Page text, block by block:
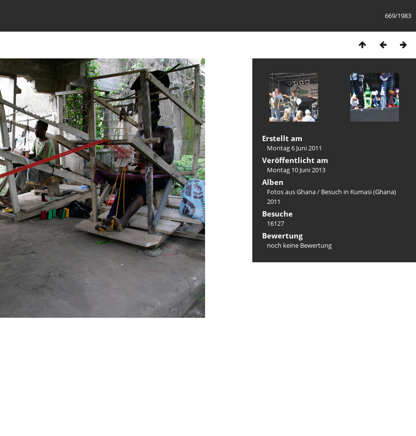
669/1983
Erstellt am
Montag 6 Juni 2011
Veröffentlicht am
Montag 10 Juni 2013
Alben
Fotos aus Ghana/ Besuch in Kumasi (Ghana)
2011
Besuche
16127
Bewertung
noch keine Bewertung